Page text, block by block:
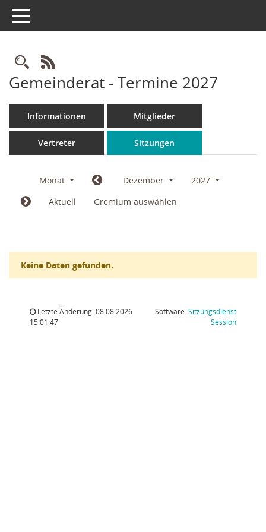
Toggle navigation
Rechercheauswahl
RSS-Feed
Gemeinderat - Termine 2027
Informationen Mitglieder
Vertreter Sitzungen
Monat Dezember
2027
Aktuell
Gremium auswählen
Keine Daten gefunden.
Letzte Änderung: 08.08.2026
15:01:47
Software:Sitzungsdienst
Session(Wird in